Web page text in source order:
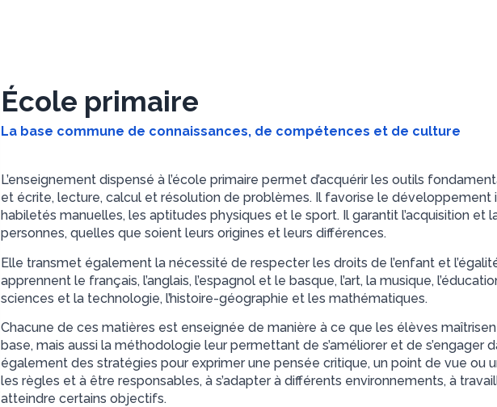
École primaire
La base commune de connaissances, de compétences et de culture
L’enseignement dispensé à l’école primaire permet d’acquérir les outils
et écrite, lecture, calcul et résolution de problèmes. Il favorise le développement
habiletés manuelles, les aptitudes physiques et le sport. Il garantit l’acquisition et
personnes, quelles que soient leurs origines et leurs différences.
Elle transmet également la nécessité de respecter les droits de l’enfant et
apprennent le français, l’anglais, l’espagnol et le basque, l’art, la musique,
sciences et la technologie, l’histoire-géographie et les mathématiques.
Chacune de ces matières est enseignée de manière à ce que les élèves
base, mais aussi la méthodologie leur permettant de s’améliorer et de s’engager
également des stratégies pour exprimer une pensée critique, un point de vue ou
les règles et à être responsables, à s’adapter à différents environnements, à
atteindre certains objectifs.